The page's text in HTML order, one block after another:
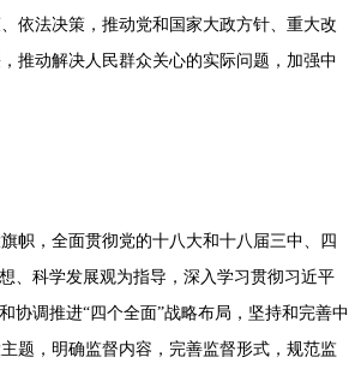
依法决策，推动党和国家大政方针、重大改
推动解决人民群众关心的实际问题，加强中
帜，全面贯彻党的十八大和十八届三中、四
、科学发展观为指导，深入学习贯彻习近平
协调推进“四个全面”战略布局，坚持和完善中
题，明确监督内容，完善监督形式，规范监